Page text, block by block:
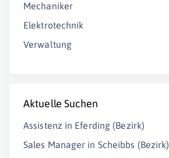
Mechaniker
Elektrotechnik
Verwaltung
Aktuelle Suchen
Assistenz in Eferding (Bezirk)
Sales Manager in Scheibbs (Bezirk)